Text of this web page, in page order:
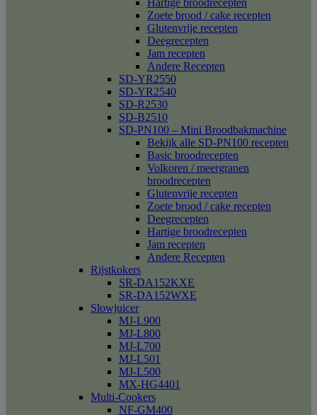
Hartige broodrecepten
Zoete brood / cake recepten
Glutenvrije recepten
Deegrecepten
Jam recepten
Andere Recepten
SD-YR2550
SD-YR2540
SD-R2530
SD-B2510
SD-PN100 – Mini Broodbakmachine
Bekijk alle SD-PN100 recepten
Basic broodrecepten
Volkoren / meergranen
broodrecepten
Glutenvrije recepten
Zoete brood / cake recepten
Deegrecepten
Hartige broodrecepten
Jam recepten
Andere Recepten
Rijstkokers
SR-DA152KXE
SR-DA152WXE
Slowjuicer
MJ-L900
MJ-L800
MJ-L700
MJ-L501
MJ-L500
MX-HG4401
Multi-Cookers
NF-GM400